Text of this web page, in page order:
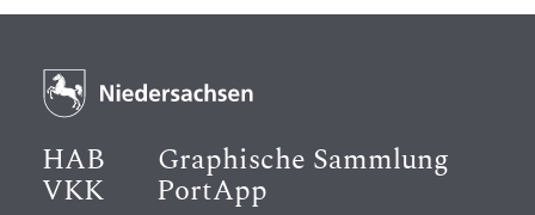
HAB Graphische Sammlung
VKK PortApp